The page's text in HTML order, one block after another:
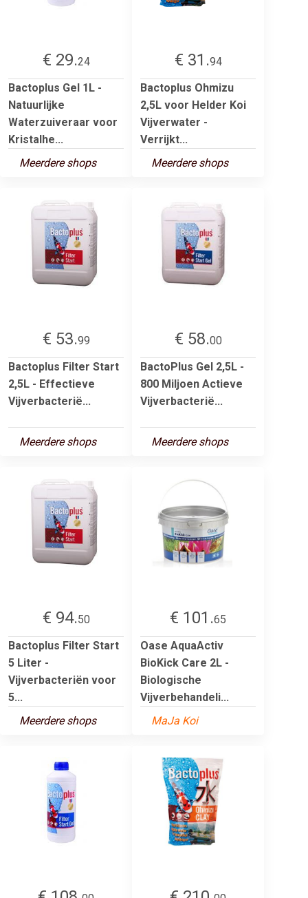
€ 29.24
Bactoplus Gel 1L -
Natuurlijke
Waterzuiveraar voor
Kristalhe...
Meerdere shops
€ 31.94
Bactoplus Ohmizu
2,5L voor Helder Koi
Vijverwater -
Verrijkt...
Meerdere shops
€ 53.99
Bactoplus Filter Start
2,5L - Effectieve
Vijverbacterië...
Meerdere shops
€ 58.00
BactoPlus Gel 2,5L -
800 Miljoen Actieve
Vijverbacterië...
Meerdere shops
€ 94.50
Bactoplus Filter Start
5 Liter -
Vijverbacteriën voor
5...
Meerdere shops
€ 101.65
Oase AquaActiv
BioKick Care 2L -
Biologische
Vijverbehandeli...
MaJa Koi